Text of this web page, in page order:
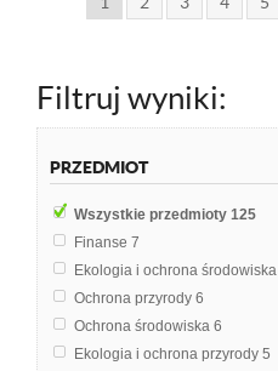
Filtruj wyniki:
PRZEDMIOT
Wszystkie przedmioty 125
Finanse 7
Ekologia i ochrona środowiska
Ochrona przyrody 6
Ochrona środowiska 6
Ekologia i ochrona przyrody 5